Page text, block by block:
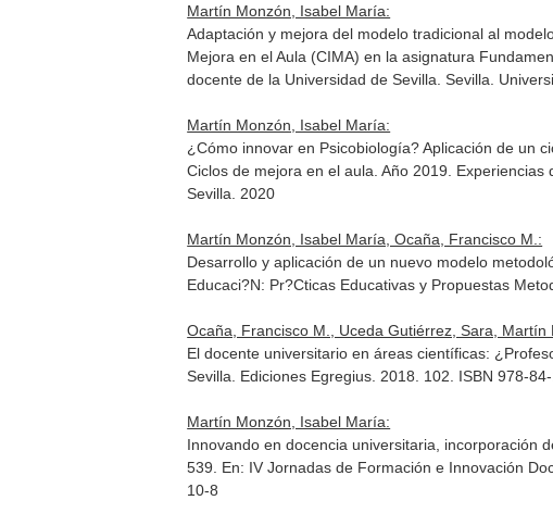
Martín Monzón, Isabel María:
Adaptación y mejora del modelo tradicional al
Mejora en el Aula (CIMA) en la asignatura
docente de la Universidad de Sevilla . Sevilla.
Martín Monzón, Isabel María:
¿Cómo innovar en Psicobiología? Aplicación de un
Ciclos de mejora en el aula. Año 2019.
Sevilla. 2020
Martín Monzón, Isabel María, Ocaña, Francisco M.:
Desarrollo y aplicación de un nuevo modelo
Educaci?N: Pr?Cticas Educativas y Propuestas
Ocaña, Francisco M., Uceda Gutiérrez, Sara, Martín
El docente universitario en áreas científicas:
Sevilla. Ediciones Egregius. 2018. 102. ISBN 978-
Martín Monzón, Isabel María:
Innovando en docencia universitaria, incorporación
539. En: IV Jornadas de Formación e Innovación
10-8